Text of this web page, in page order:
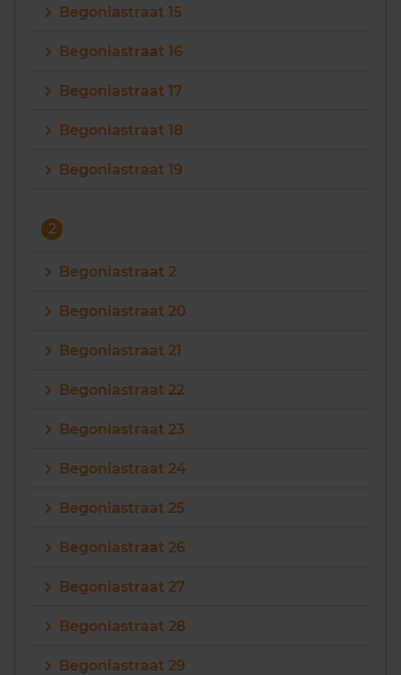
Begoniastraat 15
Begoniastraat 16
Begoniastraat 17
Begoniastraat 18
Begoniastraat 19
2
Begoniastraat 2
Begoniastraat 20
Begoniastraat 21
Begoniastraat 22
Begoniastraat 23
Begoniastraat 24
Begoniastraat 25
Begoniastraat 26
Begoniastraat 27
Begoniastraat 28
Begoniastraat 29